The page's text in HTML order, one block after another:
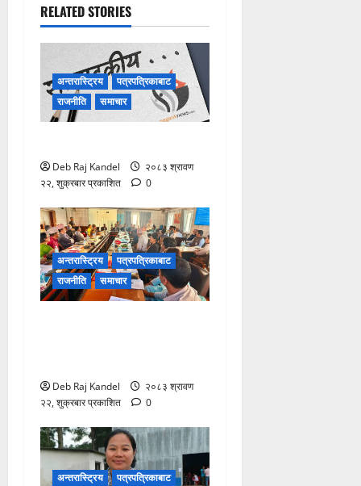
RELATED STORIES
अन्तरास्ट्रिय
पत्रपत्रिकाबाट
राजनीति
समाचार
Deb Raj Kandel
२०८३ श्रावण
२२, शुक्रबार प्रकाशित
0
अन्तरास्ट्रिय
पत्रपत्रिकाबाट
राजनीति
समाचार
Deb Raj Kandel
२०८३ श्रावण
२२, शुक्रबार प्रकाशित
0
अन्तरास्ट्रिय
पत्रपत्रिकाबाट